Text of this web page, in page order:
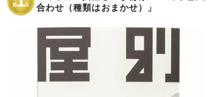
合わせ（種類はおまかせ）」